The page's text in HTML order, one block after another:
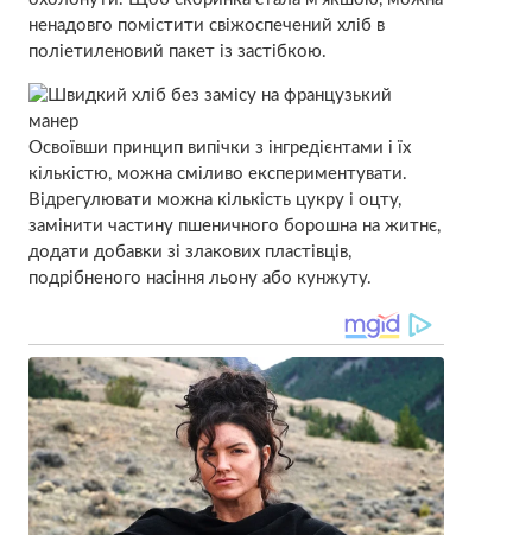
ненадовго помістити свіжоспечений хліб в
поліетиленовий пакет із застібкою.
Освоївши принцип випічки з інгредієнтами і їх
кількістю, можна сміливо експериментувати.
Відрегулювати можна кількість цукру і оцту,
замінити частину пшеничного борошна на житнє,
додати добавки зі злакових пластівців,
подрібненого насіння льону або кунжуту.